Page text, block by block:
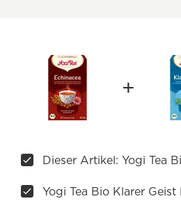
Dieser Artikel: Yogi Tea
Yogi Tea Bio Klarer Geist